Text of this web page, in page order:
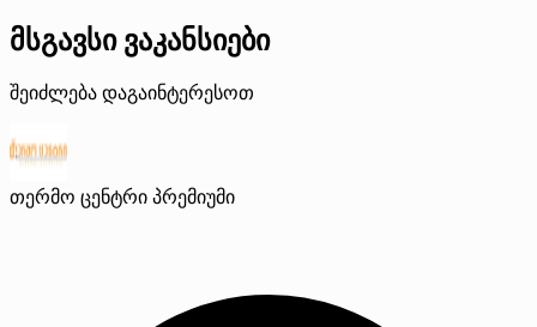
მსგავსი ვაკანსიები
შეიძლება დაგაინტერესოთ
თერმო ცენტრი პრემიუმი